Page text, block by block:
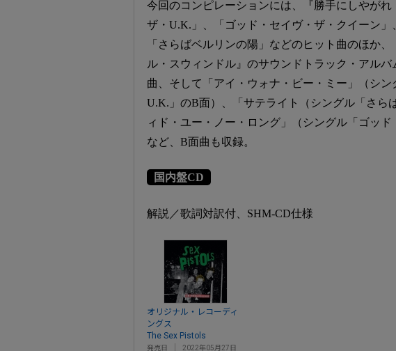
今回のコンピレーションには、『勝手にしやがれ
ザ・U.K.」、「ゴッド・セイヴ・ザ・クイーン」
「さらばベルリンの陽」などのヒット曲のほか
ル・スウィンドル』のサウンドトラック・アル
曲、そして「アイ・ウォナ・ビー・ミー」（シン
U.K.」のB面）、「サテライト（シングル「さら
ィド・ユー・ノー・ロング」（シングル「ゴッド
など、B面曲も収録。
国内盤CD
解説／歌詞対訳付、SHM-CD仕様
オリジナル・レコーディ
ングス
The Sex Pistols
発売日
2022年05月27日